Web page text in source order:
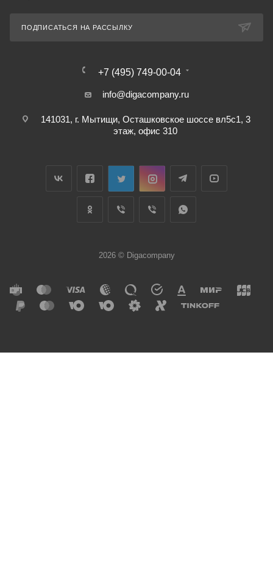
ПОДПИСАТЬСЯ НА РАССЫЛКУ
+7 (495) 749-00-04
info@digacompany.ru
141031, г. Мытищи, Осташковское шоссе вл5с1, 3
этаж, офис 310
2026 © Digacompany